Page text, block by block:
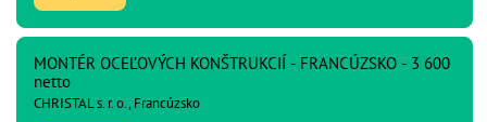
MONTÉR OCEĽOVÝCH KONŠTRUKCIÍ - FRANCÚZSKO - 3 600
netto
CHRISTAL s. r. o., Francúzsko